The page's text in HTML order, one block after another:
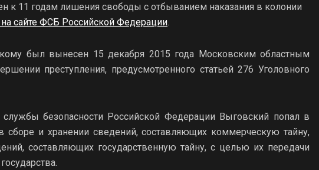
к 11 годам лишения свободы с отбыванием наказания в колонии
на сайте ФСБ Российской Федерации.
был вынесен 15 декабря 2015 года Московским областным
преступления, предусмотренного статьей 276 Уголовного
безопасности Российской Федерации Выговский попал в
сборе и хранении сведений, составляющих коммерческую тайну,
составляющих государственную тайну, с целью их передачи